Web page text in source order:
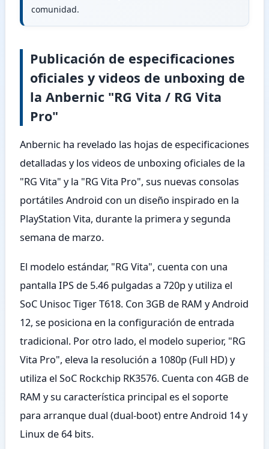
comunidad.
Publicación de especificaciones
oficiales y videos de unboxing de
la Anbernic "RG Vita / RG Vita
Pro"
Anbernic ha revelado las hojas de especificaciones
detalladas y los videos de unboxing oficiales de la
"RG Vita" y la "RG Vita Pro", sus nuevas consolas
portátiles Android con un diseño inspirado en la
PlayStation Vita, durante la primera y segunda
semana de marzo.
El modelo estándar, "RG Vita", cuenta con una
pantalla IPS de 5.46 pulgadas a 720p y utiliza el
SoC Unisoc Tiger T618. Con 3GB de RAM y Android
12, se posiciona en la configuración de entrada
tradicional. Por otro lado, el modelo superior, "RG
Vita Pro", eleva la resolución a 1080p (Full HD) y
utiliza el SoC Rockchip RK3576. Cuenta con 4GB de
RAM y su característica principal es el soporte
para arranque dual (dual-boot) entre Android 14 y
Linux de 64 bits.